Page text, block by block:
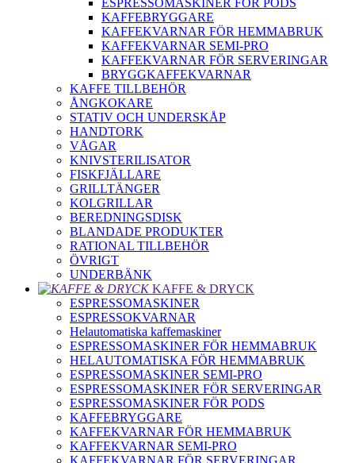
ESPRESSOMASKINER FÖR PODS
KAFFEBRYGGARE
KAFFEKVARNAR FÖR HEMMABRUK
KAFFEKVARNAR SEMI-PRO
KAFFEKVARNAR FÖR SERVERINGAR
BRYGGKAFFEKVARNAR
KAFFE TILLBEHÖR
ÅNGKOKARE
STATIV OCH UNDERSKÅP
HANDTORK
VÅGAR
KNIVSTERILISATOR
FISKFJÄLLARE
GRILLTÄNGER
KOLGRILLAR
BEREDNINGSDISK
BLANDADE PRODUKTER
RATIONAL TILLBEHÖR
ÖVRIGT
UNDERBÄNK
KAFFE & DRYCK
ESPRESSOMASKINER
ESPRESSOKVARNAR
Helautomatiska kaffemaskiner
ESPRESSOMASKINER FÖR HEMMABRUK
HELAUTOMATISKA FÖR HEMMABRUK
ESPRESSOMASKINER SEMI-PRO
ESPRESSOMASKINER FÖR SERVERINGAR
ESPRESSOMASKINER FÖR PODS
KAFFEBRYGGARE
KAFFEKVARNAR FÖR HEMMABRUK
KAFFEKVARNAR SEMI-PRO
KAFFEKVARNAR FÖR SERVERINGAR